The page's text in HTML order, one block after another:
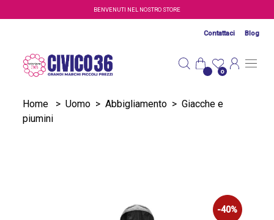
Salta al contenuto principaleBENVENUTI NEL NOSTRO STORE
Contattaci Blog
0
Home > Uomo > Abbigliamento > Giacche e
piumini
-40%